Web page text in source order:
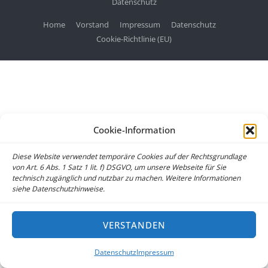
Cookie-Information
Diese Website verwendet temporäre Cookies auf der Rechtsgrundlage
von Art. 6 Abs. 1 Satz 1 lit. f) DSGVO, um unsere Webseite für Sie
technisch zugänglich und nutzbar zu machen. Weitere Informationen
siehe Datenschutzhinweise.
VERSTANDEN
DatenschutzImpressum
Home Vorstand Impressum
Datenschutz
Cookie-Richtlinie (EU)